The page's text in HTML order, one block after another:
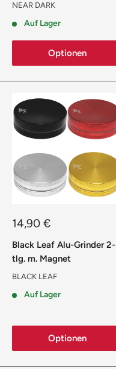
NEAR DARK
Auf Lager
Optionen
Sonderpreis
14,90 €
Black Leaf Alu-Grinder 2-
tlg. m. Magnet
BLACK LEAF
Auf Lager
Optionen